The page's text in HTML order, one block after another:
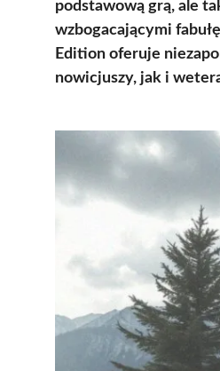
podstawową grą, ale
wzbogacającymi
Edition oferuje
nowicjuszy, jak i